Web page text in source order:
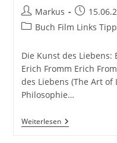
Beitrags-
Autor:
Markus
Beitrag
Beitrags-
Buch Film Links
Die Kunst des Liebens:
Erich Fromm Erich
des Liebens (The Art
Philosophie…
WeiterlesenDie
Kunst